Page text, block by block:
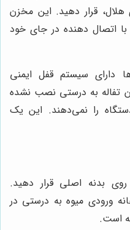
قرار دهید. این مخزن
اتصال دهنده در جای خود
دارای سیستم قفل ایمنی
تفاله به درستی نصب نشده
را نمی‌دهند. این یک
بدنه اصلی قرار دهید.
ورودی میوه به درستی در
است.